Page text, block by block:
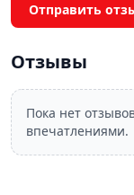
Отправить
Отзывы
Пока нет
впечатлениями.